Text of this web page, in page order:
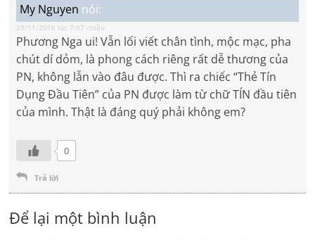
My Nguyen nói:
29/11/2016 lúc 7:07 chiều
Phương Nga ui! Vẫn lối viết chân tình, mộc mạc, pha
chút dí dỏm, là phong cách riêng rất dễ thương của
PN, không lẫn vào đâu được. Thì ra chiếc “Thẻ Tín
Dụng Đầu Tiên” của PN được làm từ chữ TÍN đầu tiên
của mình. Thật là đáng quý phải không em?
0
Trả lời
Để lại một bình luận